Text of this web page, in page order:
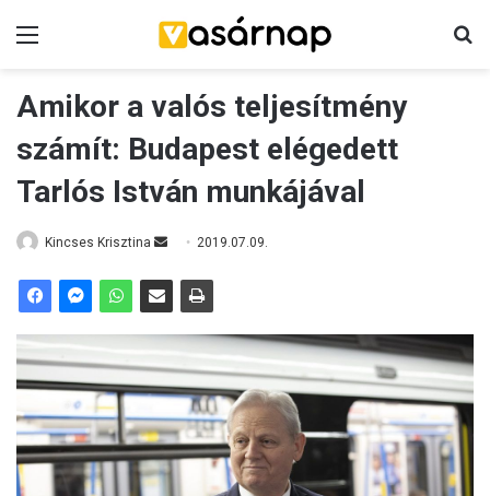
Amikor a valós teljesítmény
számít: Budapest elégedett
Tarlós István munkájával
Kincses Krisztina
n
e
m
a
i
2019.07.09.